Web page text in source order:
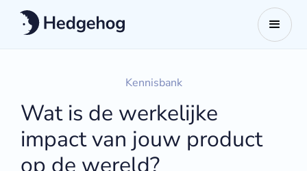
Kennisbank
Wat is de werkelijke
impact van jouw product